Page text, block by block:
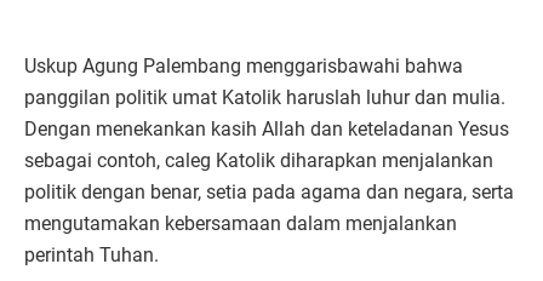
Uskup Agung Palembang menggarisbawahi bahwa
panggilan politik umat Katolik haruslah luhur dan mulia.
Dengan menekankan kasih Allah dan keteladanan Yesus
sebagai contoh, caleg Katolik diharapkan menjalankan
politik dengan benar, setia pada agama dan negara, serta
mengutamakan kebersamaan dalam menjalankan
perintah Tuhan.